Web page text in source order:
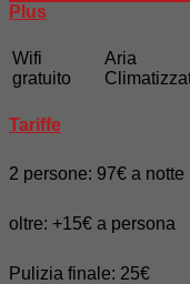
Plus
Wifi
gratuito
Aria
Tariffe
2 persone: 97€ a notte
oltre: +15€ a persona
Pulizia finale: 25€